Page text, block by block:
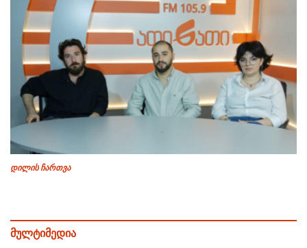
დილის ჩართვა
მულტიმედია